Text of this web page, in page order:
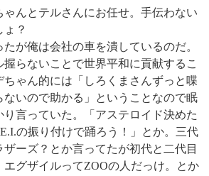
んとテルさんにお任せ。手伝わない
？
が俺は会社の車を潰しているのだ。
らないことで世界平和に貢献するこ
ちゃん的には「しろくまさんずっと喋
ないので助かる」ということなので眠
り言っていた。「アステロイド決めた
の振り付けで踊ろう！」とか。三代
ザーズ？とか言ってたが初代と二代目
エグザイルってZOOの人だっけ。とか